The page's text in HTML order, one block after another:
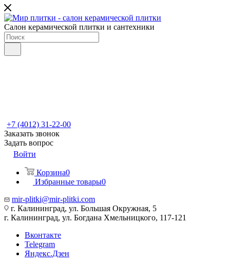
Салон керамической плитки и сантехники
+7 (4012) 31-22-00
Заказать звонок
Задать вопрос
Войти
Корзина0
Избранные товары0
mir-plitki@mir-plitki.com
г. Калининград, ул. Большая Окружная, 5
г. Калининград, ул. Богдана Хмельницкого, 117-121
Вконтакте
Telegram
Яндекс.Дзен